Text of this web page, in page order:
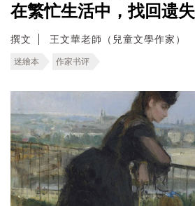
在繁忙生活中，找回遗
撰文 王文華老師（兒童文學作家）
迷繪本 作家书评